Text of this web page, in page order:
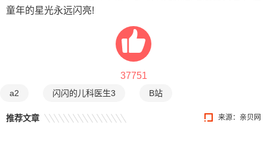
童年的星光永远闪亮!
37751
a2 闪闪的儿科医生3 B站
来源： 亲贝网
推荐文章